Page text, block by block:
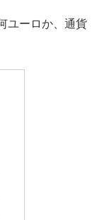
ユーロか、通貨